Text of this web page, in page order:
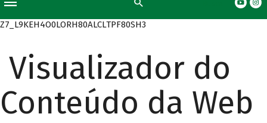
Z7_L9KEH4O0LORH80ALCLTPF80SH3
Visualizador do
Conteúdo da Web